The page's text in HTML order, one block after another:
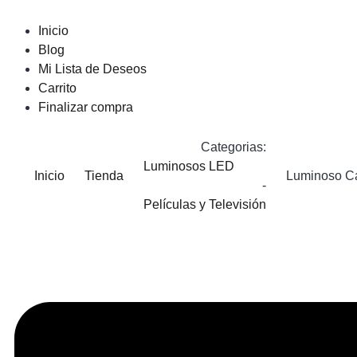
Inicio
Blog
Mi Lista de Deseos
Carrito
Finalizar compra
Inicio Tienda
Categorias:
Luminosos LED
-
Películas y Televisión
Luminoso